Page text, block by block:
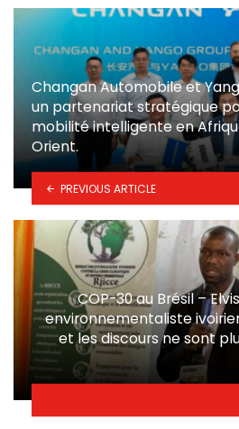
Changan Automobile et
un partenariat stratégique
mobilité intelligente en
Orient.
PREVIOUS ARTICLE
COP-30 au Brésil –
environnementaliste
et les discours ne sont